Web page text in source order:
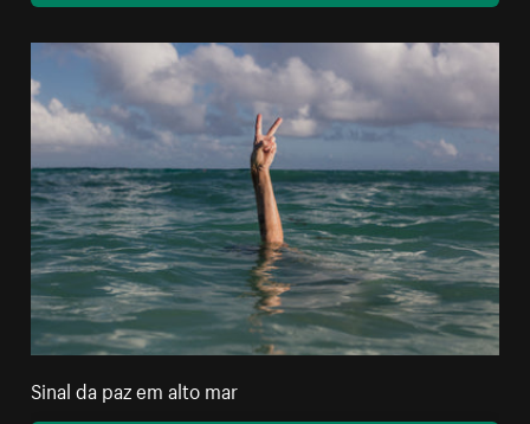
Sinal da paz em alto mar